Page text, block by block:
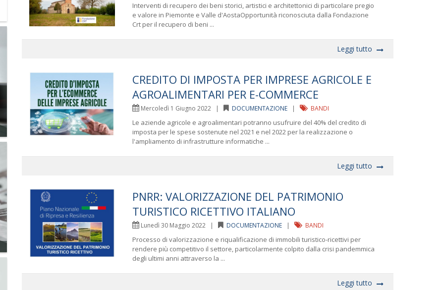
Interventi di recupero dei beni storici, artistici e architettonici di particolare pregio
e valore in Piemonte e Valle d'AostaOpportunità riconosciuta dalla Fondazione
Crt per il recupero di beni ...
Leggi tutto
CREDITO DI IMPOSTA PER IMPRESE AGRICOLE E
AGROALIMENTARI PER E-COMMERCE
Mercoledì 1 Giugno 2022 | DOCUMENTAZIONE | BANDI
Le aziende agricole e agroalimentari potranno usufruire del 40% del credito di
imposta per le spese sostenute nel 2021 e nel 2022 per la realizzazione o
l'ampliamento di infrastrutture informatiche ...
Leggi tutto
PNRR: VALORIZZAZIONE DEL PATRIMONIO
TURISTICO RICETTIVO ITALIANO
Lunedì 30 Maggio 2022 | DOCUMENTAZIONE | BANDI
Processo di valorizzazione e riqualificazione di immobili turistico-ricettivi per
rendere più competitivo il settore, particolarmente colpito dalla crisi pandemmica
degli ultimi anni attraverso la ...
Leggi tutto